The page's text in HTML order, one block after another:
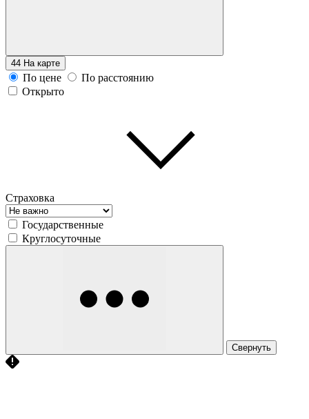
44 На карте
По цене
По расстоянию
Открыто
Страховка
Государственные
Круглосуточные
Свернуть